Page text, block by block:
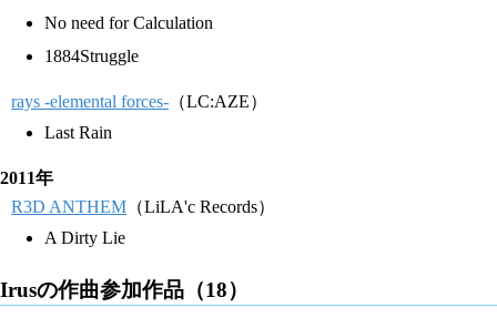
No need for Calculation
1884Struggle
rays -elemental forces- （LC:AZE）
Last Rain
2011年
R3D ANTHEM （LiLA'c Records）
A Dirty Lie
Irusの作曲参加作品（18）